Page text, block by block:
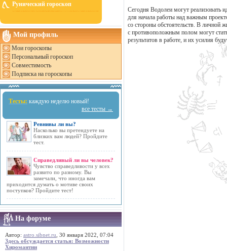
Рунический гороскоп
Мой профиль
Мои гороскопы
Персональный гороскоп
Совместимость
Подписка на гороскопы
Тесты: каждую неделю новый!
все тесты →
Ревнивы ли вы?
Насколько вы претендуете на
близких вам людей? Пройдите
тест.
Справедливый ли вы человек?
Чувство справедливости у всех
развито по разному. Вы
замечали, что иногда вам
приходится думать о мотиве своих
поступков? Пройдите тест!
На форуме
Автор: astro.sibnet.ru , 30 января 2022, 07:04
Здесь обсуждается статья: Возможности
Хиромантии
Сегодня Водолеи могут реализовать
для начала работы над важным
со стороны обстоятельств. В личной
с противоположным полом могут
результатов в работе, и их усилия